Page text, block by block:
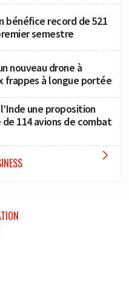
bénéfice record de 521
semestre
nouveau drone à
frappes à longue portée
une proposition
114 avions de combat
